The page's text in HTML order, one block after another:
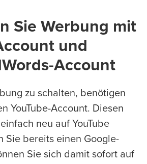
Sie Werbung mit
und
Account
zu schalten, benötigen
YouTube-Account. Diesen
neu auf YouTube
Sie bereits einen Google-
Sie sich damit sofort auf